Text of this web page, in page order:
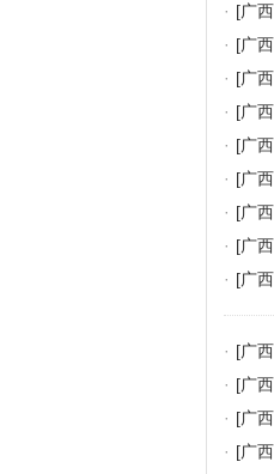
· [广
· [广
· [广
· [广
· [广
· [广
· [广
· [广
· [广
· [广
· [广
· [广
· [广